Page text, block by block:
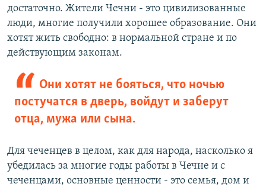
достаточно. Жители Чечни - это цивилизованные
люди, многие получили хорошее образование. Они
хотят жить свободно: в нормальной стране и по
действующим законам.
Они хотят не бояться, что ночью
постучатся в дверь, войдут и заберут
отца, мужа или сына.
Для чеченцев в целом, как для народа, насколько я
убедилась за многие годы работы в Чечне и с
чеченцами, основные ценности - это семья, дом и